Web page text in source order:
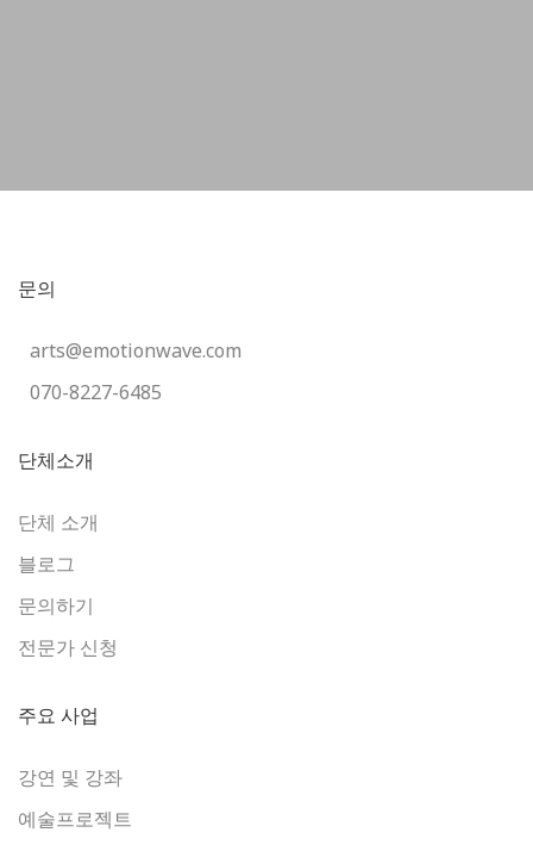
문의
arts@emotionwave.com
070-8227-6485
단체소개
단체 소개
블로그
문의하기
전문가 신청
주요 사업
강연 및 강좌
예술프로젝트